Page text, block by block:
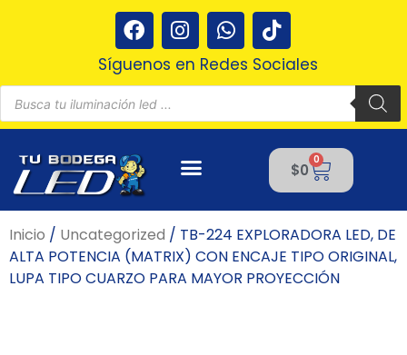
F
a
c
e
b
o
k
I
n
s
t
g
a
W
h
a
t
a
T
i
k
t
k
Síguenos en Redes Sociales
Búsqueda
productos
$0
0
Cart
Inicio / Uncategorized / TB-224 EXPLORADORA LED, DE
ALTA POTENCIA (MATRIX) CON ENCAJE TIPO ORIGINAL,
LUPA TIPO CUARZO PARA MAYOR PROYECCIÓN